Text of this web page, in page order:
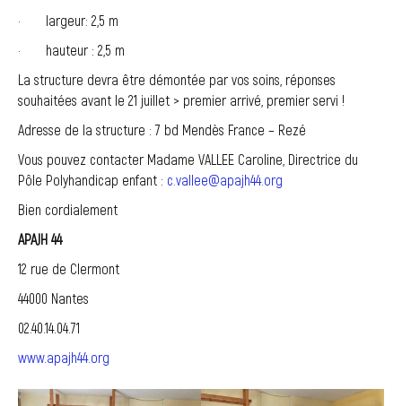
· largeur: 2,5 m
· hauteur : 2,5 m
La structure devra être démontée par vos soins, réponses
souhaitées avant le 21 juillet > premier arrivé, premier servi !
Adresse de la structure : 7 bd Mendès France – Rezé
Vous pouvez contacter Madame VALLEE Caroline, Directrice du
Pôle Polyhandicap enfant : c.vallee@apajh44.org
Bien cordialement
APAJH 44
12 rue de Clermont
44000 Nantes
02.40.14.04.71
www.apajh44.org